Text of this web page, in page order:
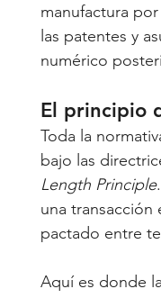
manufactura
las patentes y
numérico
El principio
Toda la
bajo las
Length Principle
una transacción
pactado entre
Aquí es donde